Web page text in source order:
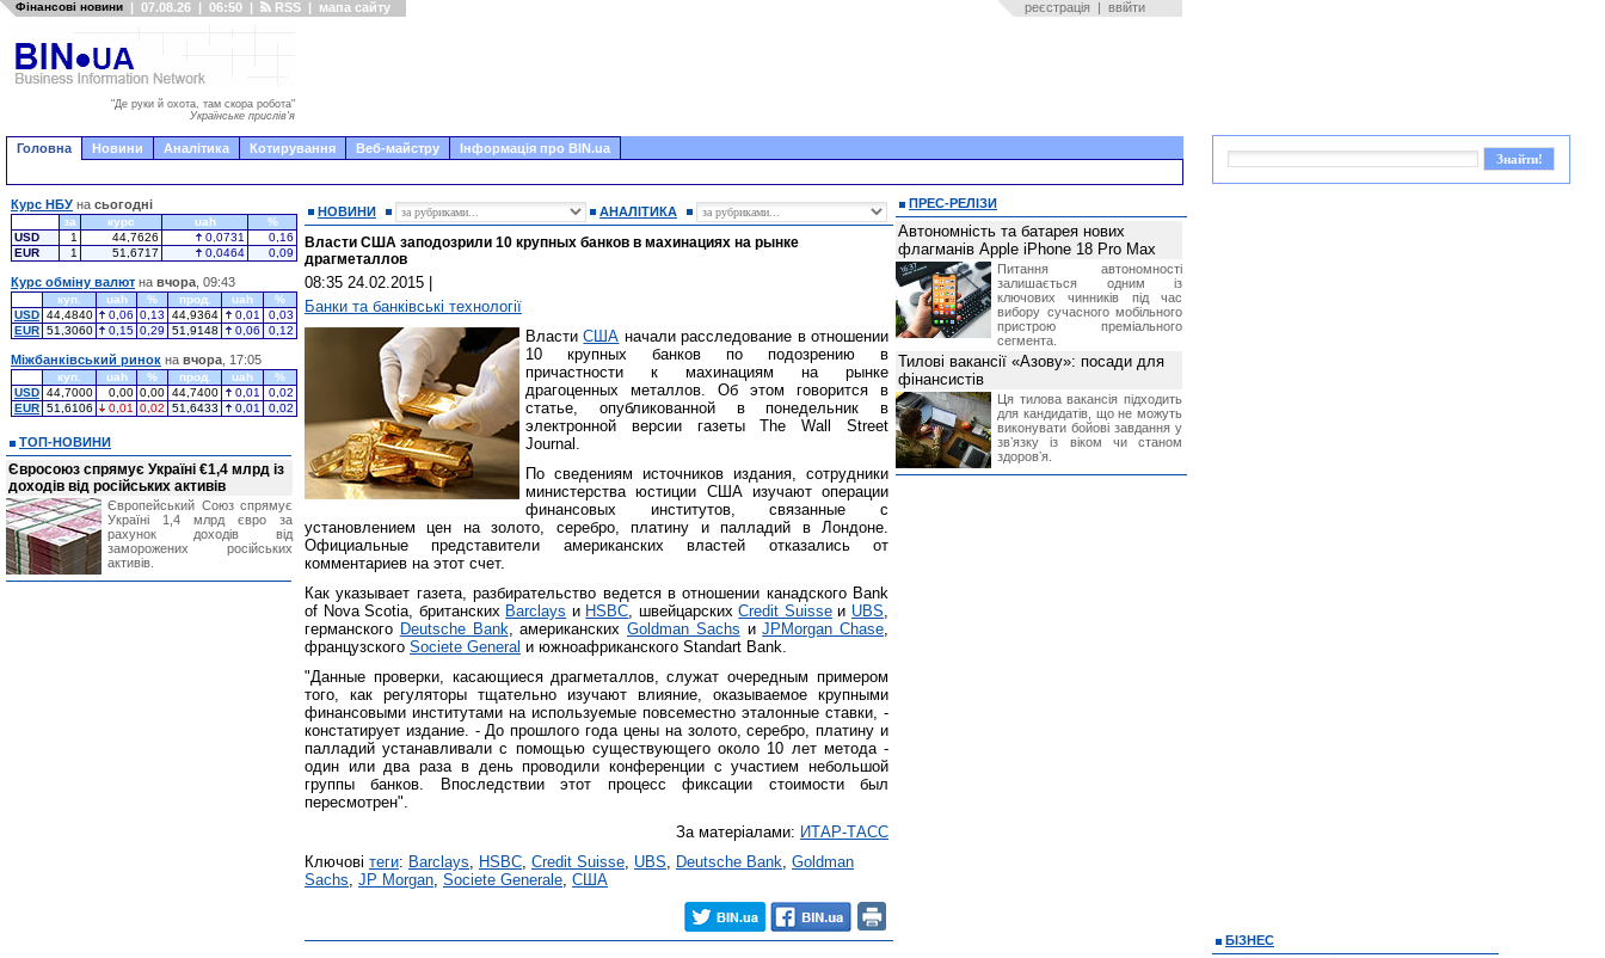
Фінансові новини | 07.08.26 | 06:50 | RSS | мапа сайту реєстрація | ввійти
"Де руки й охота, там скора робота"
Українське прислів'я
Головна Новини Аналітика Котирування Веб-майстру Інформація про BIN.ua
НОВИНИ АНАЛІТИКА
Власти США заподозрили 10 крупных банков в махинациях на рынке
драгметаллов
08:35 24.02.2015
Банки та банківські технології
ВластиСША начали расследование в отношении
10 крупных банков по подозрению в
причастности к махинациям на рынке
драгоценных металлов. Об этом говорится в
статье, опубликованной в понедельник в
электронной версии газеты The Wall Street
Journal.
По сведениям источников издания, сотрудники
министерства юстиции США изучают операции
финансовых институтов, связанные с
установлением цен на золото, серебро, платину и палладий в Лондоне.
Официальные представители американских властей отказались от
комментариев на этот счет.
Как указывает газета, разбирательство ведется в отношении канадского Bank
of Nova Scotia, британских Barclays и HSBC, швейцарскихCredit Suisseи UBS,
германского Deutsche Bank, американских Goldman Sachs иJPMorgan Chase,
французского Societe General и южноафриканского Standart Bank.
"Данные проверки, касающиеся драгметаллов, служат очередным примером
того, как регуляторы тщательно изучают влияние, оказываемое крупными
финансовыми институтами на используемые повсеместно эталонные ставки, -
констатирует издание. - До прошлого года цены на золото, серебро, платину и
палладий устанавливали с помощью существующего около 10 лет метода -
один или два раза в день проводили конференции с участием небольшой
группы банков. Впоследствии этот процесс фиксации стоимости был
пересмотрен".
За матеріалами: ИТАР-ТАСС
Ключові теги: Barclays, HSBC, Credit Suisse, UBS, Deutsche Bank, Goldman
Sachs, JP Morgan, Societe Generale, США
Курс НБУ на сьогодні
за курс uah
%
USD
1 44,7626 0,0731
0,16
EUR
1 51,6717 0,0464 0,09
Курс обміну валют на вчора , 09:43
куп. uah % прод. uah
%
USD 44,4840 0,06 0,13 44,9364 0,01
0,03
EUR 51,3060 0,15 0,29 51,9148 0,06 0,12
Міжбанківський ринок на вчора , 17:05
куп. uah % прод. uah
%
USD 44,7000 0,00 0,00 44,7400 0,01
0,02
EUR 51,6106 0,01 0,02 51,6433 0,01 0,02
ТОП-НОВИНИ
Євросоюз спрямує Україні €1,4 млрд із
доходів від російських активів
Європейський Союз спрямує
Україні 1,4 млрд євро за
рахунок доходів від
заморожених російських
активів.
ПРЕС-РЕЛІЗИ
Автономність та батарея нових
флагманів Apple iPhone 18 Pro Max
Питання автономності
залишається одним із
ключових чинників під час
вибору сучасного мобільного
пристрою преміального
сегмента.
Тилові вакансії «Азову»: посади для
фінансистів
Ця тилова вакансія підходить
для кандидатів, що не можуть
виконувати бойові завдання у
звʼязку із віком чи станом
здоровʼя.
БІЗНЕС